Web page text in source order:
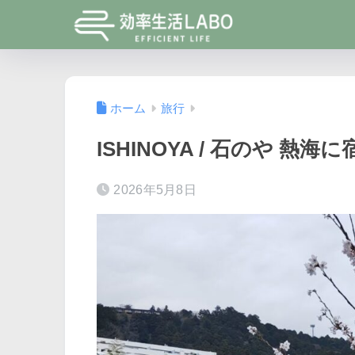
ホーム 旅行
ISHINOYA / 石のや 熱海に
2026年5月8日